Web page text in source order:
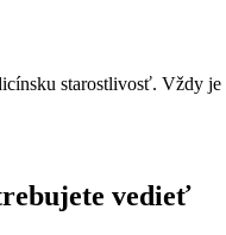
starostlivosť.‌ Vždy
vedieť